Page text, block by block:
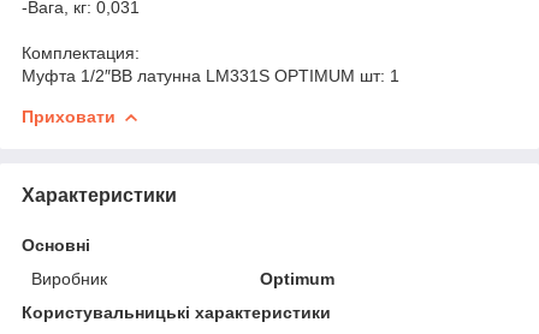
-Вага, кг: 0,031
Комплектация:
Муфта 1/2″ВВ латунна LM331S OPTIMUM шт: 1
Приховати
Характеристики
Основні
Виробник
Optimum
Користувальницькі характеристики